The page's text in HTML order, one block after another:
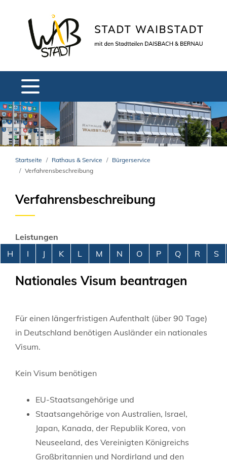
Startseite Rathaus & Service
Bürgerservice
Verfahrensbeschreibung
Verfahrensbeschreibung
Leistungen
Alphabetisches Register überspringen
H I J K L M N O P Q R S
Nationales Visum beantragen
Für einen längerfristigen Aufenthalt (über 90 Tage)
in Deutschland benötigen Ausländer ein nationales
Visum.
Kein Visum benötigen
EU-Staatsangehörige und
Staatsangehörige von Australien, Israel,
Japan, Kanada, der Republik Korea, von
Neuseeland, des Vereinigten Königreichs
Großbritannien und Nordirland und den